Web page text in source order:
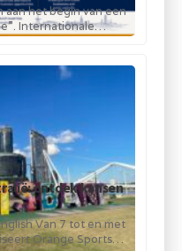
aan het begin van een
Internationale
investeringen in
ontdek kansen
Van 7 tot en met
Orange Sports